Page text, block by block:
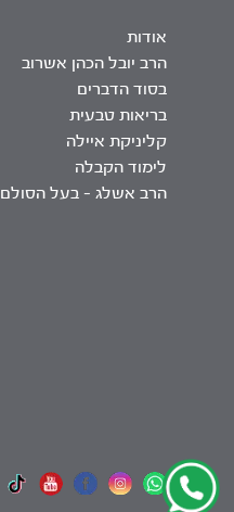
אודות
הרב יובל הכהן אשרוב
בסוד הדברים
בריאות טבעית
קליניקת איילה
לימוד הקבלה
הרב אשלג – בעל הסולם